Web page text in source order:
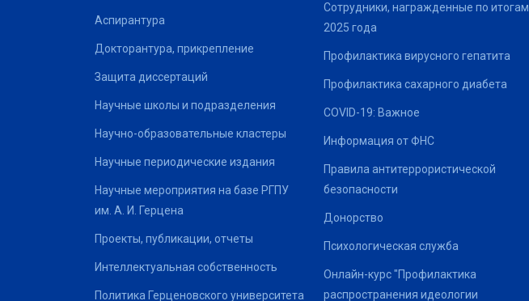
Аспирантура
Докторантура, прикрепление
Защита диссертаций
Научные школы и подразделения
Научно-образовательные кластеры
Научные периодические издания
Научные мероприятия на базе РГПУ
им. А. И. Герцена
Проекты, публикации, отчеты
Интеллектуальная собственность
Политика Герценовского университета
Сотрудники, награжденные по итогам
2025 года
Профилактика вирусного гепатита
Профилактика сахарного диабета
COVID-19: Важное
Информация от ФНС
Правила антитеррористической
безопасности
Донорство
Психологическая служба
Онлайн-курс "Профилактика
распространения идеологии